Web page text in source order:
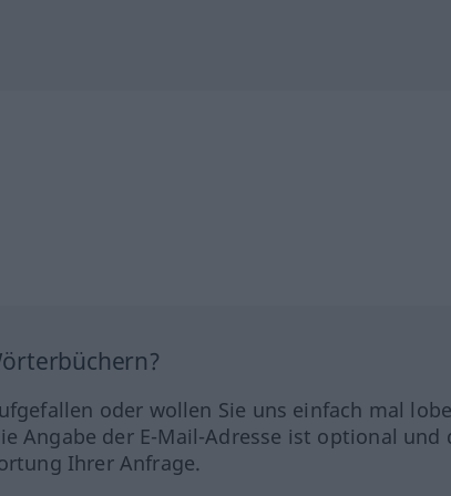
oder wollen Sie uns einfach mal
Angabe der E-Mail-Adresse ist optional und
Ihrer Anfrage.